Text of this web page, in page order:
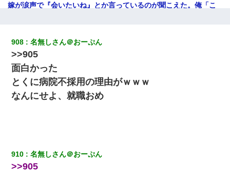
嫁が涙声で『会いたいね』とか言っているのが聞こえた。俺「こ
妹が嘘つきな元カレと寄りを戻してしまったという話をしていた
ら、旦那の顔が曇って雰囲気が一転。そそくさと話を切り上げて
とっさに女児を捕まえたら変質者扱いされた。母親「あっち行っ
てよ！気持ち悪い！（ｼｯｼｯ」→ 後日、俺を見つけた母親がすっ飛
んできて・・・
ナンパにほいほい付いていった私、地獄に落ちる
908 名無しさん＠おーぷん
>>905
面白かった
とくに病院不採用の理由がｗｗｗ
なんにせよ、就職おめ
910 名無しさん＠おーぷん
>>905